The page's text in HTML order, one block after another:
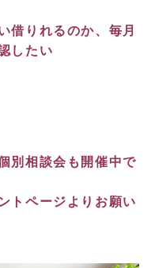
借りれるのか、毎月
したい
別相談会も開催中で
トページよりお願い